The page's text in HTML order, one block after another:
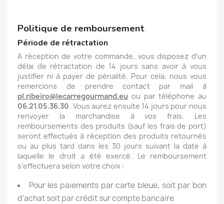
Politique de remboursement
Période de rétractation
A réception de votre commande, vous disposez d’un
délai de rétractation de 14 jours sans avoir à vous
justifier ni à payer de pénalité. Pour cela, nous vous
remercions de prendre contact
par mail à
pl.ribeiro@lecarregourmand.eu ou par téléphone au
06.21.05.36.30. Vous aurez ensuite 14 jours pour nous
renvoyer la marchandise à vos frais. Les
remboursements des produits (sauf les frais de port)
seront effectués à réception des produits retournés
ou au plus tard dans les 30 jours suivant la date à
laquelle le droit a été exercé. Le remboursement
s'effectuera selon votre choix :
Pour les paiements par carte bleue, soit par bon
d'achat soit par crédit sur compte bancaire